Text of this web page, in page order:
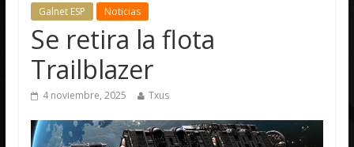
Galnet ESP Noticias
Se retira la flota
Trailblazer
4 noviembre, 2025 Txus